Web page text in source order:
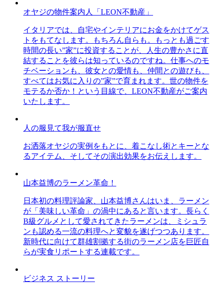
オヤジの物件案内人「LEON不動産」
イタリアでは、自宅やインテリアにお金をかけてゲス
トをもてなします。もちろん自らも。もっとも過ごす
時間の長い”家”に投資することが、人生の豊かさに直
結することを彼らは知っているのですね。仕事へのモ
チベーションも、彼女との愛情も、仲間との遊びも、
すべてはお気に入りの”家”で育まれます。世の物件を
モテるか否か！という目線で、LEON不動産がご案内
いたします。
人の服見て我が服直せ
お洒落オヤジの実例をもとに、着こなし術とキーとな
るアイテム、そしてその演出効果をお伝えします。
山本益博のラーメン革命！
日本初の料理評論家、山本益博さんはいま、ラーメン
が「美味しい革命」の渦中にあると言います。長らく
B級グルメとして愛されてきたラーメンは、ミシュラ
ンも認める一流の料理へと変貌を遂げつつあります。
新時代に向けて群雄割拠する街のラーメン店を巨匠自
らが実食リポートする連載です。
ビジネス ストーリー